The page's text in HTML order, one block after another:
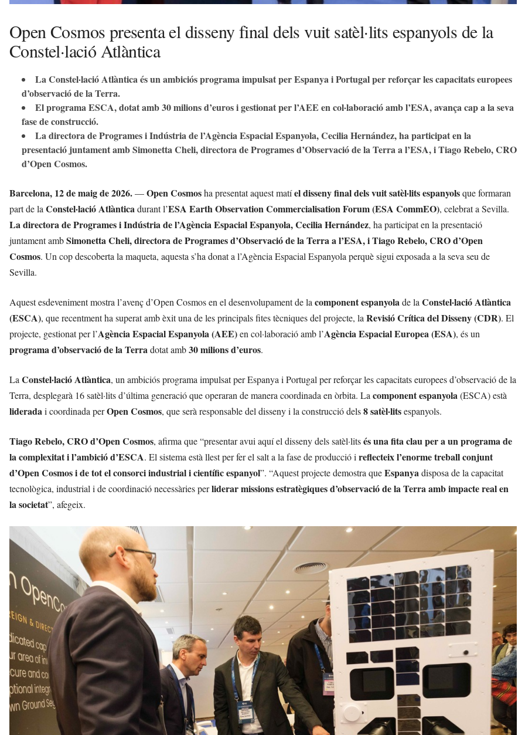
Open Cosmos presenta el disseny final dels vuit satèl·lits espanyols de la
Constel·lació Atlàntica
La Constel·lació Atlàntica és un ambiciós programa impulsat per Espanya i Portugal per reforçar les capacitats europees
d’observació de la Terra.
El programa ESCA, dotat amb 30 milions d’euros i gestionat per l’AEE en col·laboració amb l’ESA, avança cap a la seva
fase de construcció.
La directora de Programes i Indústria de l’Agència Espacial Espanyola, Cecilia Hernández, ha participat en la
presentació juntament amb Simonetta Cheli, directora de Programes d’Observació de la Terra a l’ESA, i Tiago Rebelo, CRO
d’Open Cosmos.
Barcelona, 12 de maig de 2026.—Open Cosmosha presentat aquest matíel disseny final dels vuit satèl·lits espanyolsque formaran
part de la Constel·lació Atlàntica durant l’ESA Earth Observation Commercialisation Forum (ESA CommEO), celebrat a Sevilla.
La directora de Programes i Indústria de l’Agència Espacial Espanyola, Cecilia Hernández, ha participat en la presentació
juntament ambSimonetta Cheli, directora de Programes d’Observació de la Terra a l’ESA, i Tiago Rebelo, CRO d’Open
Cosmos. Un cop descoberta la maqueta, aquesta s’ha donat a l’Agència Espacial Espanyola perquè sigui exposada a la seva seu de
Sevilla.
Aquest esdeveniment mostra l’avenç d’Open Cosmos en el desenvolupament de la component espanyola de la Constel·lació Atlàntica
(ESCA), que recentment ha superat amb èxit una de les principals fites tècniques del projecte, la Revisió Crítica del Disseny (CDR). El
projecte, gestionat per l’Agència Espacial Espanyola (AEE)en col·laboració amb l’Agència Espacial Europea (ESA), és un
programa d’observació de la Terra dotat amb30 milions d’euros.
La Constel·lació Atlàntica, un ambiciós programa impulsat per Espanya i Portugal per reforçar les capacitats europees d’observació de la
Terra, desplegarà 16 satèl·lits d’última generació que operaran de manera coordinada en òrbita. La component espanyola (ESCA) està
liderada i coordinada perOpen Cosmos, que serà responsable del disseny i la construcció dels8 satèl·litsespanyols.
Tiago Rebelo, CRO d’Open Cosmos, afirma que “presentar avui aquí el disseny dels satèl·litsés una fita clau per a un programa de
la complexitat i l’ambició d’ESCA. El sistema està llest per fer el salt a la fase de producció i reflecteix l’enorme treball conjunt
d’Open Cosmos i de tot el consorci industrial i científic espanyol”. “Aquest projecte demostra queEspanya disposa de la capacitat
tecnològica, industrial i de coordinació necessàries perliderar missions estratègiques d’observació de la Terra amb impacte real en
la societat”, afegeix.